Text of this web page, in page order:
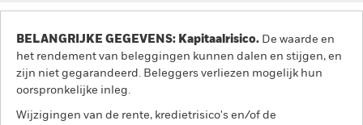
BELANGRIJKE GEGEVENS: Kapitaalrisico. De waarde en
het rendement van beleggingen kunnen dalen en stijgen, en
zijn niet gegarandeerd. Beleggers verliezen mogelijk hun
oorspronkelijke inleg.
Wijzigingen van de rente, kredietrisico's en/of de